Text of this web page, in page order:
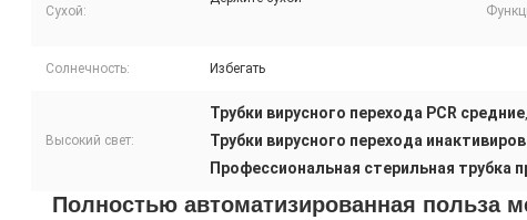
Сухой:
Солнечность: Избегать
Высокий свет:
Трубки вирусного перехода PCR средние
Трубки вирусного перехода
Профессиональная стерильная трубка
Полностью автоматизированная польза